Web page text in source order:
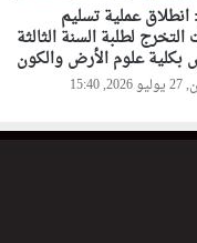
عملية تسليم
لطلبة السنة الثالثة
بكلية علوم الأرض والكون
15:40